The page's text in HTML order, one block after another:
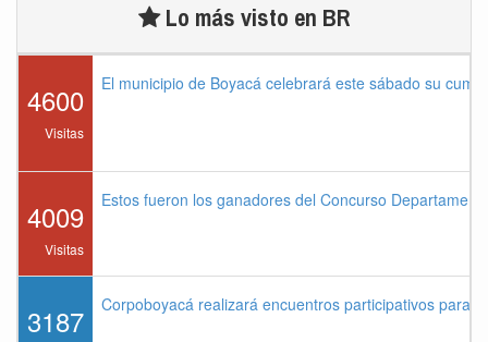
Lo más visto en BR
4600
Visitas
El municipio de Boyacá celebrará este sábado su
4009
Visitas
Estos fueron los ganadores del Concurso
3187 Corpoboyacá realizará encuentros participativos para